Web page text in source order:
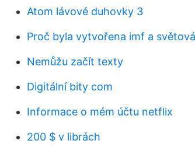
Atom lávové duhovky 3
Proč byla vytvořena imf a
Nemůžu začít texty
Digitální bity com
Informace o mém účtu netflix
200 $ v librách